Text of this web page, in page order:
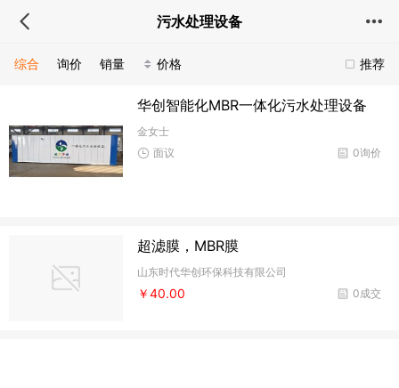
污水处理设备
推荐
综合 询价 销量 价格
华创智能化MBR一体化污水处理设备
金女士
0询价
面议
超滤膜，MBR膜
山东时代华创环保科技有限公司
0成交
￥40.00